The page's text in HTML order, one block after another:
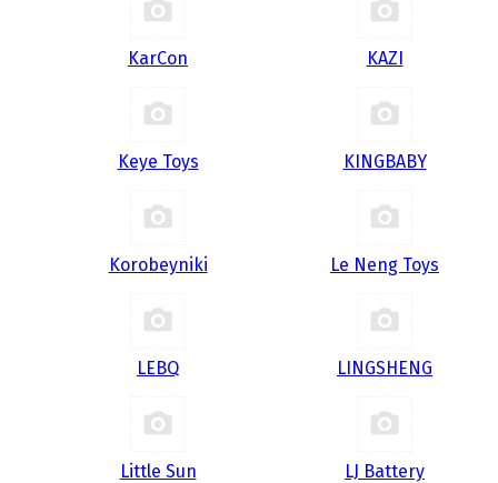
KarCon KAZI
Keye Toys KINGBABY
Korobeyniki Le Neng Toys
LEBQ LINGSHENG
Little Sun LJ Battery